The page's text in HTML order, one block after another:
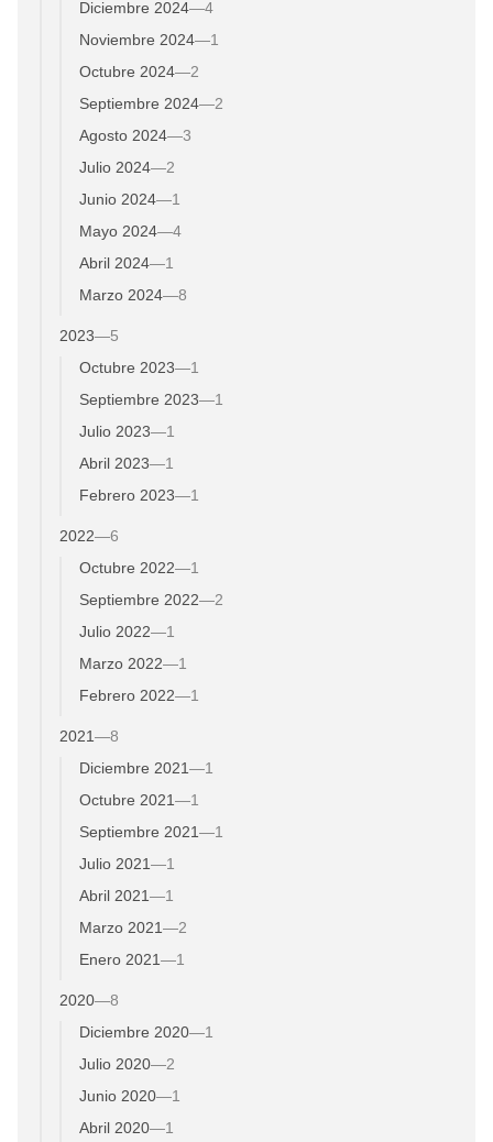
Diciembre 2024—4
Noviembre 2024—1
Octubre 2024—2
Septiembre 2024—2
Agosto 2024—3
Julio 2024—2
Junio 2024—1
Mayo 2024—4
Abril 2024—1
Marzo 2024—8
2023—5
Octubre 2023—1
Septiembre 2023—1
Julio 2023—1
Abril 2023—1
Febrero 2023—1
2022—6
Octubre 2022—1
Septiembre 2022—2
Julio 2022—1
Marzo 2022—1
Febrero 2022—1
2021—8
Diciembre 2021—1
Octubre 2021—1
Septiembre 2021—1
Julio 2021—1
Abril 2021—1
Marzo 2021—2
Enero 2021—1
2020—8
Diciembre 2020—1
Julio 2020—2
Junio 2020—1
Abril 2020—1